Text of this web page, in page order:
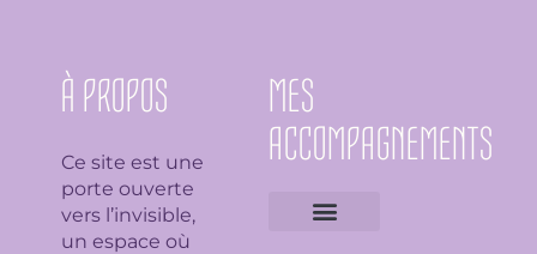
À PROPOS
Ce site est une
porte ouverte
vers l’invisible,
un espace où
MES
ACCOMPAGNEMENTS